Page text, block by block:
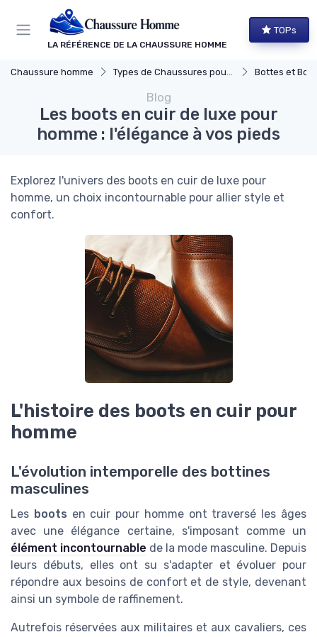
LA RÉFÉRENCE DE LA CHAUSSURE HOMME
TOPs
Chaussure homme Types de Chaussures pour Hommes Bottes et
Blog
Les boots en cuir de luxe pour
homme : l'élégance à vos pieds
Explorez l'univers des boots en cuir de luxe pour
homme, un choix incontournable pour allier style et
confort.
L'histoire des boots en cuir pour
homme
L'évolution intemporelle des bottines
masculines
Les boots en cuir pour homme ont traversé les âges
avec une élégance certaine, s'imposant comme un
élément incontournable de la mode masculine. Depuis
leurs débuts, elles ont su s'adapter et évoluer pour
répondre aux besoins de confort et de style, devenant
ainsi un symbole de raffinement.
Autrefois réservées aux militaires et aux cavaliers, ces
Panneau de gestion des cookies